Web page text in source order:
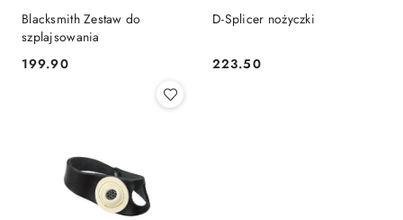
Blacksmith Zestaw do
szplajsowania
Cena:
199.90
D-Splicer nożyczki
Cena:
223.50